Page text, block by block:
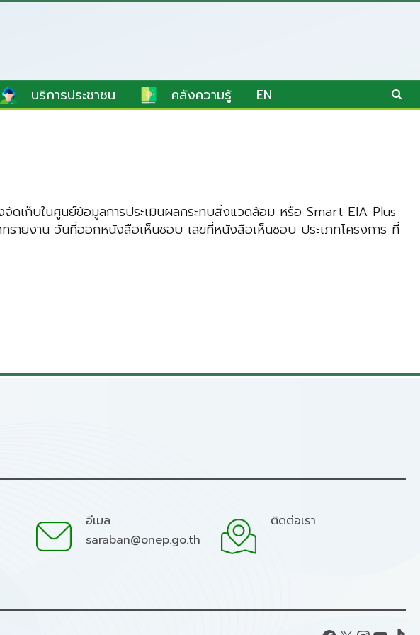
บริการประชาชน คลังความรู้ EN
เก็บในศูนย์ข้อมูลการประเมินผลกระทบสิ่งแวดล้อม หรือ Smart EIA Plus
รายงาน วันที่ออกหนังสือเห็นชอบ เลขที่หนังสือเห็นชอบ ประเภทโครงการ ที่
อีเมล
saraban@onep.go.th
ติดต่อเรา